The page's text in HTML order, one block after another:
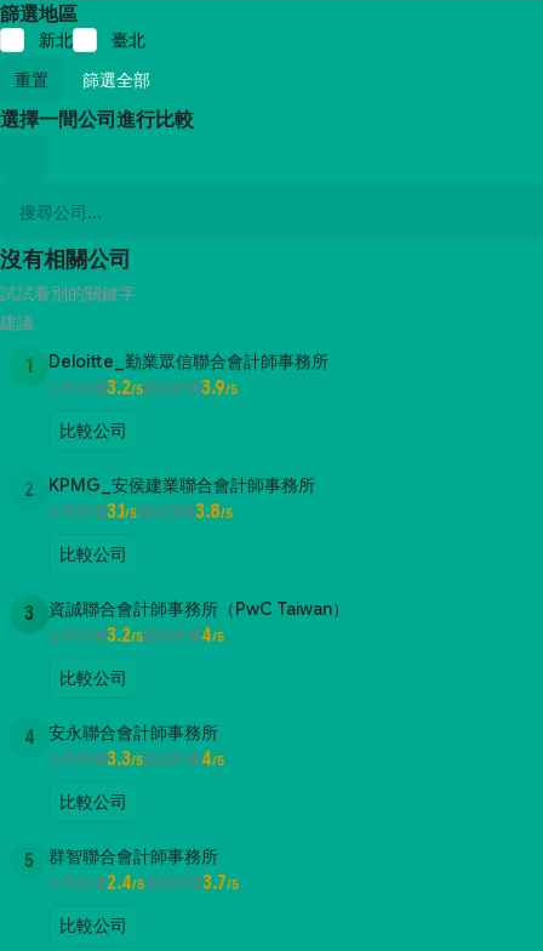
篩選地區
新北
臺北
重置
篩選全部
選擇一間公司進行比較
沒有相關公司
試試看別的關鍵字
建議
1 Deloitte_勤業眾信聯合會計師事務所
公司評價3.2/5面試評價3.9/5
比較公司
2 KPMG_安侯建業聯合會計師事務所
公司評價3.1/5面試評價3.8/5
比較公司
3 資誠聯合會計師事務所（PwC Taiwan）
公司評價3.2/5面試評價4/5
比較公司
4 安永聯合會計師事務所
公司評價3.3/5面試評價4/5
比較公司
5 群智聯合會計師事務所
公司評價2.4/5面試評價3.7/5
比較公司